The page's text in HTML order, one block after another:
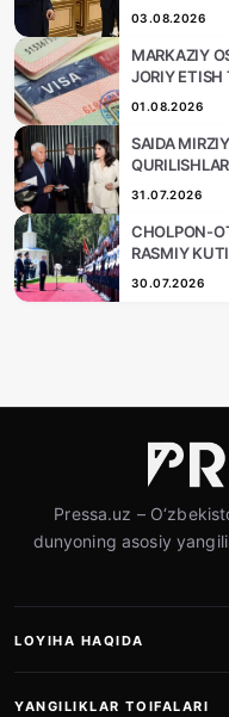
03.08.2026
MARKAZIY
JORIY ETISH
01.08.2026
SAIDA
31.07.2026
CHOLPON-
RASMIY
30.07.2026
Pressa.uz –
dunyoning asosiy
LOYIHA HAQIDA
YANGILIKLAR TOIFALARI